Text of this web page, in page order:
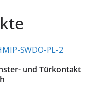
und Türkontakt